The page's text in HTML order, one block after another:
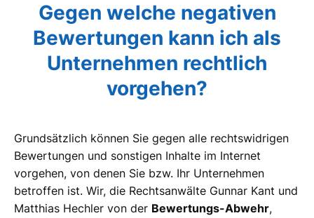
Gegen welche negativen
Bewertungen kann ich als
Unternehmen rechtlich
vorgehen?
Grundsätzlich können Sie gegen alle rechtswidrigen
Bewertungen und sonstigen Inhalte im Internet
vorgehen, von denen Sie bzw. Ihr Unternehmen
betroffen ist. Wir, die Rechtsanwälte Gunnar Kant und
Matthias Hechler von der Bewertungs-Abwehr,